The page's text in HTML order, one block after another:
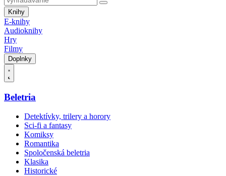
Knihy
E-knihy
Audioknihy
Hry
Filmy
Doplnky
Beletria
Detektívky, trilery a horory
Sci-fi a fantasy
Komiksy
Romantika
Spoločenská beletria
Klasika
Historické